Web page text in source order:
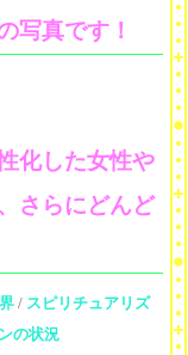
写真です！
化した女性や
さらにどんど
/ スピリチュアリズ
の状況